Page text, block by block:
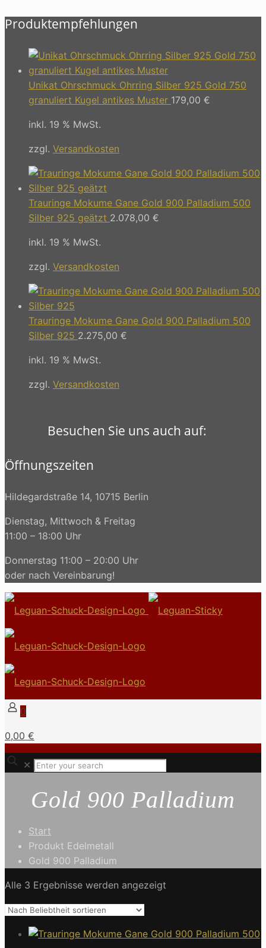
Produktempfehlungen
Unikat Ohrschmuck Ohrring Silber 925 Gold 750
granuliert Kugel antikes Muster 179,00 €
inkl. 19 % MwSt.
zzgl. Versandkosten
Trauringe Mokume Gane Gold 900 Palladium 500
Silber 925 geätzt 2.078,00 €
inkl. 19 % MwSt.
zzgl. Versandkosten
Trauringe Mokume Gane Gold 900 Palladium 500
Silber 925 2.275,00 €
inkl. 19 % MwSt.
zzgl. Versandkosten
Besuchen Sie uns auch auf:
Öffnungszeiten
Hildegardstraße 14, 10715 Berlin
Dienstag, Mittwoch & Freitag
11:00 – 18:00 Uhr
Donnerstag 11:00 – 20:00 Uhr
oder nach Vereinbarung!
0
0,00 €
✕
Gold 900 Palladium
Start
Produkt Edelmetall
Gold 900 Palladium
Alle 3 Ergebnisse werden angezeigt